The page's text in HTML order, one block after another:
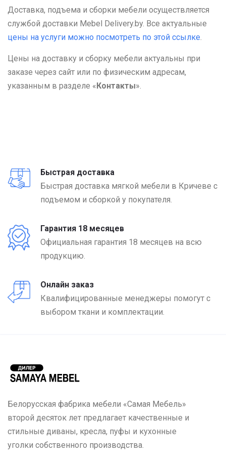
Доставка, подъема и сборки мебели осуществляется
службой доставки Mebel Delivery.by. Все актуальные
цены на услуги можно посмотреть по этой ссылке.
Цены на доставку и сборку мебели актуальны при
заказе через сайт или по физическим адресам,
указанным в разделе «Контакты».
Быстрая доставка
Быстрая доставка мягкой мебели в Кричеве с
подъемом и сборкой у покупателя.
Гарантия 18 месяцев
Официальная гарантия 18 месяцев на всю
продукцию.
Онлайн заказ
Квалифицированные менеджеры помогут с
выбором ткани и комплектации.
Белорусская фабрика мебели «Самая Мебель»
второй десяток лет предлагает качественные и
стильные диваны, кресла, пуфы и кухонные
уголки собственного производства.